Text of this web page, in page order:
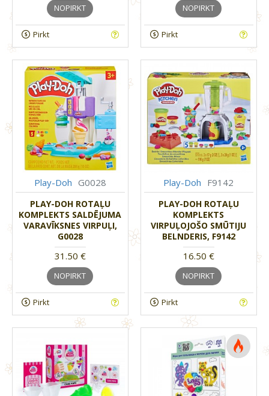
NOPIRKT
Pirkt
NOPIRKT
Pirkt
Play-Doh G0028
PLAY-DOH ROTAĻU
KOMPLEKTS SALDĒJUMA
VARAVĪKSNES VIRPUĻI,
G0028
31.50 €
NOPIRKT
Pirkt
Play-Doh F9142
PLAY-DOH ROTAĻU
KOMPLEKTS
VIRPUĻOJOŠO SMŪTIJU
BELNDERIS, F9142
16.50 €
NOPIRKT
Pirkt